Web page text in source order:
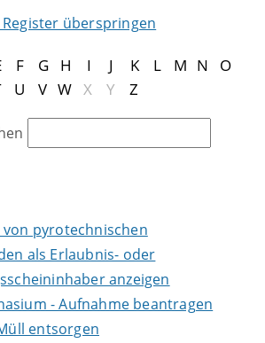
überspringen
F G H I J K L M N
O
U V W X Y Z
pyrotechnischen
als Erlaubnis- oder
anzeigen
- Aufnahme beantragen
entsorgen